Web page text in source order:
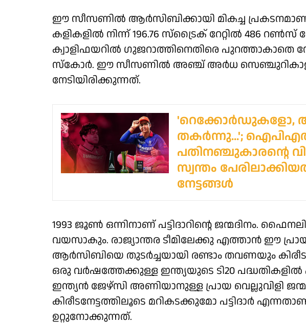
ഈ സീസണിൽ ആർസിബിക്കായി മികച്ച പ്രകടനമാണ്
കളികളിൽ നിന്ന് 196.76 സ്‌ട്രൈക് റേറ്റിൽ 486 റൺസ്
ക്വാളിഫയറിൽ ഗുജറാത്തിനെതിരെ പുറത്താകാതെ
സ്‌കോർ. ഈ സീസണിൽ അഞ്ച് അർധ
നേടിയിരിക്കുന്നത്.
'റെക്കോര്‍ഡുകളോ,
തകർന്നു...'; ഐപിഎല്‍
പതിനഞ്ചുകാരന്റെ
സ്വന്തം
നേട്ടങ്ങൾ
1993 ജൂൺ ഒന്നിനാണ് പട്ടിദാറിന്റെ ജന്മദിനം.
വയസാകും. രാജ്യാന്തര ടീമിലേക്കു എത്താൻ ഈ
ആർസിബിയെ തുടർച്ചയായി രണ്ടാം തവണയും
ഒരു വർഷത്തേക്കുള്ള ഇന്ത്യയുടെ ടി20 പദ്ധതികളിൽ
ഇന്ത്യൻ ജേഴ്‌സി അണിയാനുള്ള പ്രായ വെല്ലുവിളി
കിരീടനേട്ടത്തിലൂടെ മറികടക്കുമോ പട്ടിദാർ
ഉറ്റുനോക്കുന്നത്.